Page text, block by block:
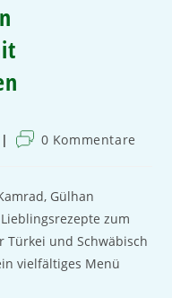
0 Kommentare
Gülhan
zum
Türkei und Schwäbisch
vielfältiges Menü